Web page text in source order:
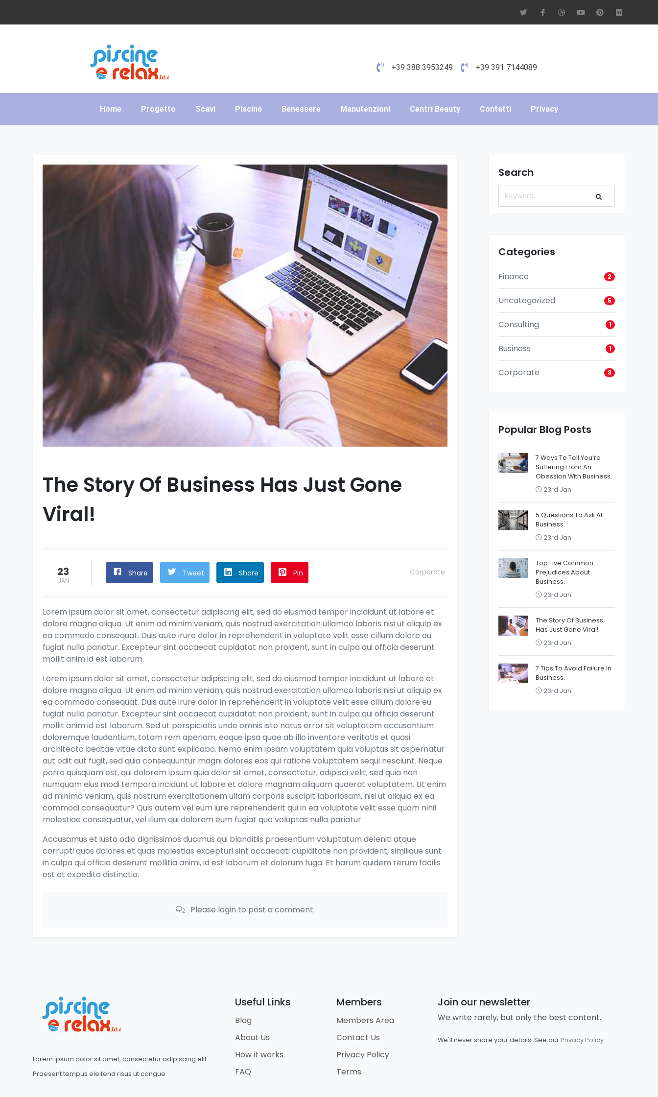
+39 388 3953249 +39 391 7144089
Home Progetto Scavi Piscine Benessere Manutenzioni Centri Beauty Contatti Privacy
The Story Of Business Has Just Gone
Viral!
23
JAN
Share Tweet Share Pin Corporate
Lorem ipsum dolor sit amet, consectetur adipiscing elit, sed do eiusmod tempor incididunt ut labore et
dolore magna aliqua. Ut enim ad minim veniam, quis nostrud exercitation ullamco laboris nisi ut aliquip ex
ea commodo consequat. Duis aute irure dolor in reprehenderit in voluptate velit esse cillum dolore eu
fugiat nulla pariatur. Excepteur sint occaecat cupidatat non proident, sunt in culpa qui officia deserunt
mollit anim id est laborum.
Lorem ipsum dolor sit amet, consectetur adipiscing elit, sed do eiusmod tempor incididunt ut labore et
dolore magna aliqua. Ut enim ad minim veniam, quis nostrud exercitation ullamco laboris nisi ut aliquip ex
ea commodo consequat. Duis aute irure dolor in reprehenderit in voluptate velit esse cillum dolore eu
fugiat nulla pariatur. Excepteur sint occaecat cupidatat non proident, sunt in culpa qui officia deserunt
mollit anim id est laborum. Sed ut perspiciatis unde omnis iste natus error sit voluptatem accusantium
doloremque laudantium, totam rem aperiam, eaque ipsa quae ab illo inventore veritatis et quasi
architecto beatae vitae dicta sunt explicabo. Nemo enim ipsam voluptatem quia voluptas sit aspernatur
aut odit aut fugit, sed quia consequuntur magni dolores eos qui ratione voluptatem sequi nesciunt. Neque
porro quisquam est, qui dolorem ipsum quia dolor sit amet, consectetur, adipisci velit, sed quia non
numquam eius modi tempora incidunt ut labore et dolore magnam aliquam quaerat voluptatem. Ut enim
ad minima veniam, quis nostrum exercitationem ullam corporis suscipit laboriosam, nisi ut aliquid ex ea
commodi consequatur? Quis autem vel eum iure reprehenderit qui in ea voluptate velit esse quam nihil
molestiae consequatur, vel illum qui dolorem eum fugiat quo voluptas nulla pariatur
Accusamus et iusto odio dignissimos ducimus qui blanditiis praesentium voluptatum deleniti atque
corrupti quos dolores et quas molestias excepturi sint occaecati cupiditate non provident, similique sunt
in culpa qui officia deserunt mollitia animi, id est laborum et dolorum fuga. Et harum quidem rerum facilis
est et expedita distinctio.
Please login to post a comment.
Search
Categories
Finance 2
Uncategorized 5
Consulting 1
Business 1
Corporate 3
Popular Blog Posts
7 Ways To Tell You’re
Suffering From An
Obession With Business.
23rd Jan
5 Questions To Ask At
Business.
23rd Jan
Top Five Common
Prejudices About
Business.
23rd Jan
The Story Of Business
Has Just Gone Viral!
23rd Jan
7 Tips To Avoid Failure In
Business.
23rd Jan
Lorem ipsum dolor sit amet, consectetur adipiscing elit.
Praesent tempus eleifend risus ut congue.
Useful Links
Blog
About Us
How it works
FAQ
Members
Members Area
Contact Us
Privacy Policy
Terms
Join our newsletter
We write rarely, but only the best content.
We'll never share your details. See ourPrivacy Policy